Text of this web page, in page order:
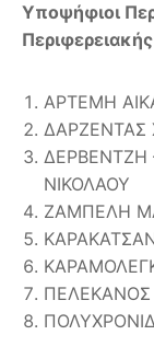
Υποψήφιοι
ΑΡΤΕΜΗ
ΔΑΡΖΕΝΤΑΣ
ΔΕΡΒΕΝΤΖΗ
ΝΙΚΟΛΑΟΥ
ΖΑΜΠΕΛΗ
ΠΕΛΕΚΑΝΟΣ